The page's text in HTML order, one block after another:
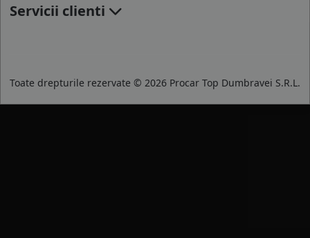
Servicii clienti
Toate drepturile rezervate © 2026 Procar Top Dumbravei S.R.L.